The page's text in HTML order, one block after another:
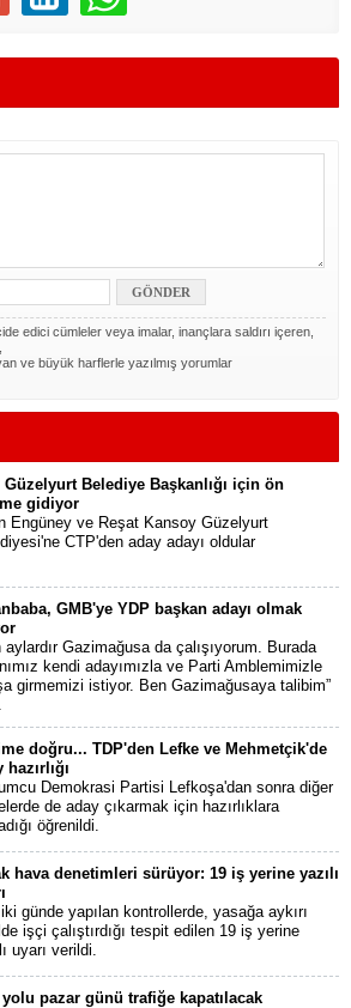
edici cümleler veya imalar, inançlara saldırı içeren,
ve büyük harflerle yazılmış yorumlar
Güzelyurt Belediye Başkanlığı için ön
gidiyor
Engüney ve Reşat Kansoy Güzelyurt
CTP'den aday adayı oldular
GMB'ye YDP başkan adayı olmak
aylardır Gazimağusa da çalışıyorum. Burada
kendi adayımızla ve Parti Amblemimizle
girmemizi istiyor. Ben Gazimağusaya talibim”
doğru... TDP'den Lefke ve Mehmetçik'de
hazırlığı
Demokrasi Partisi Lefkoşa'dan sonra diğer
de aday çıkarmak için hazırlıklara
öğrenildi.
hava denetimleri sürüyor: 19 iş yerine yazılı
günde yapılan kontrollerde, yasağa aykırı
işçi çalıştırdığı tespit edilen 19 iş yerine
uyarı verildi.
yolu pazar günü trafiğe kapatılacak